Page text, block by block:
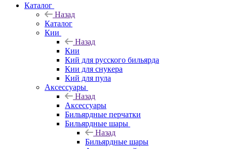
Каталог
Назад
Каталог
Кии
Назад
Кии
Кий для русского бильярда
Кии для снукера
Кий для пула
Аксессуары
Назад
Аксессуары
Бильярдные перчатки
Бильярдные шары
Назад
Бильярдные шары